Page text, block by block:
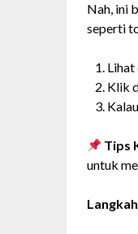
Nah, ini
seperti
Lihat
Klik
Tips
untuk